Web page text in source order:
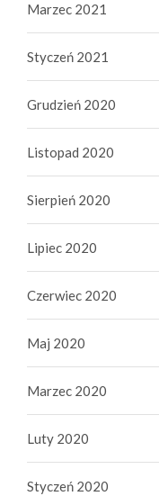
Marzec 2021
Styczeń 2021
Grudzień 2020
Listopad 2020
Sierpień 2020
Lipiec 2020
Czerwiec 2020
Maj 2020
Marzec 2020
Luty 2020
Styczeń 2020